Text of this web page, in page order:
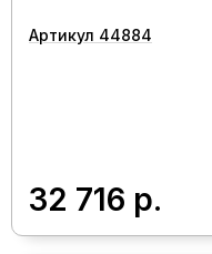
Артикул 44884
32 716 р.